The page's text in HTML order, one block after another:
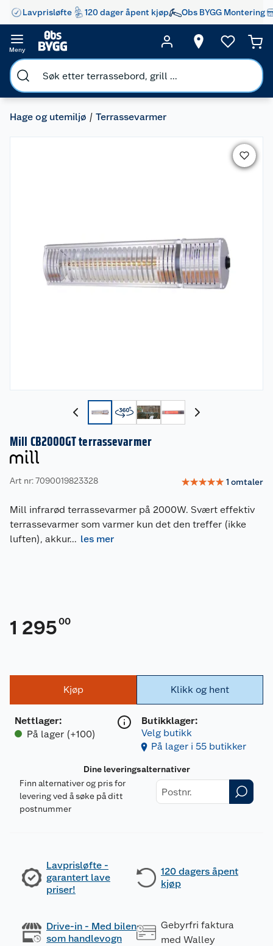
Lavprisløfte 120 dager åpent kjøp Obs BYGG Montering
Meny
Hage og utemiljø Terrassevarmer
Mill CB2000GT terrassevarmer
Art nr: 7090019823328 ☆☆☆☆☆ 1 omtaler
Mill infrarød terrassevarmer på 2000W. Svært effektiv
terrassevarmer som varmer kun det den treffer (ikke
luften), akkur... les mer
1 29500
Kjøp
Nettlager:
På lager (+100)
Klikk og hent
Butikklager:
Velg butikk
På lager i 55 butikker
Dine leveringsalternativer
Finn alternativer og pris for
levering ved å søke på ditt
postnummer
Lavprisløfte -
garantert lave
priser!
120 dagers åpent
kjøp
Drive-in - Med bilen
som handlevogn
Gebyrfri faktura
med Walley